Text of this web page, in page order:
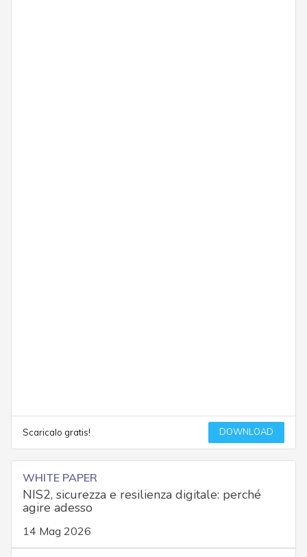
Scaricalo gratis! DOWNLOAD
WHITE PAPER
NIS2, sicurezza e resilienza digitale: perché
agire adesso
14 Mag 2026